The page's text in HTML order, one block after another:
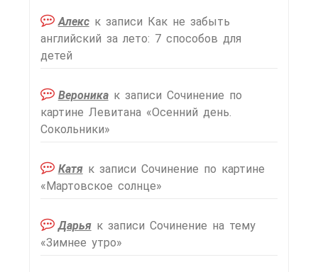
Алекск записи Как не забыть
английский за лето: 7 способов для
детей
Вероникак записи Сочинение по
картине Левитана «Осенний день.
Сокольники»
Катяк записи Сочинение по картине
«Мартовское солнце»
Дарьяк записи Сочинение на тему
«Зимнее утро»